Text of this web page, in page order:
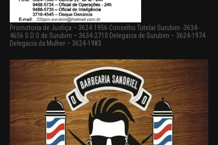
Promotoria de Justiça – 3624-1956 Conselho Tutelar Surubim -3634-
4656 S D S de Surubim – 3634-2710 Delegacia de Surubim – 3624-1974
Delegacia da Mulher – 3624-1983